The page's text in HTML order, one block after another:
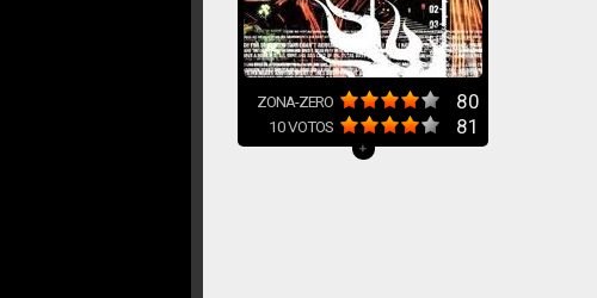
ZONA-ZERO 80
10VOTOS 81
+